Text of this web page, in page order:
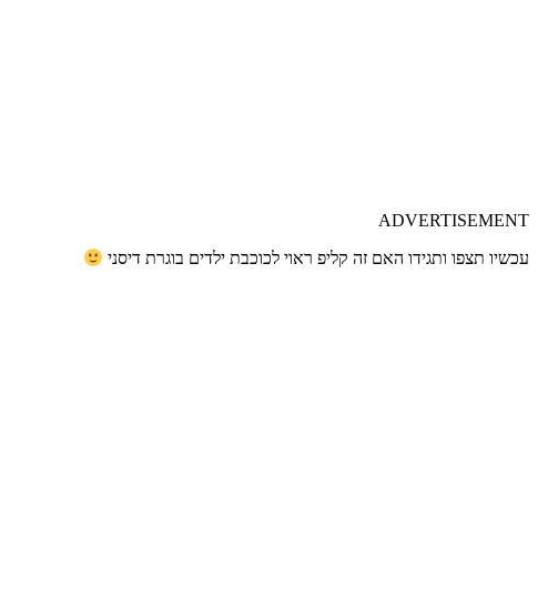
ADVERTISEMENT
עכשיו תצפו ותגידו האם זה קליפ ראוי לכוכבת ילדים בוגרת דיסני